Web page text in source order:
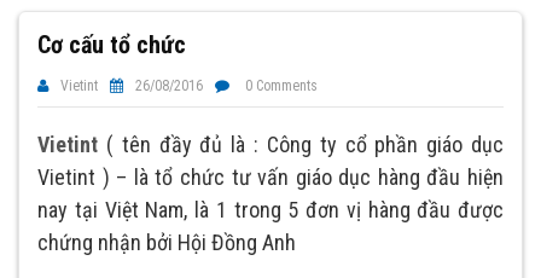
Cơ cấu tổ chức
Vietint 26/08/2016 0 Comments
Vietint ( tên đầy đủ là : Công ty cổ phần giáo dục
Vietint ) – là tổ chức tư vấn giáo dục hàng đầu hiện
nay tại Việt Nam, là 1 trong 5 đơn vị hàng đầu được
chứng nhận bởi Hội Đồng Anh